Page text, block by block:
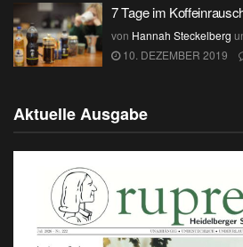
7 Tage im
von Hannah Steckelberg
10. DEZEMBER 2019
Aktuelle Ausgabe